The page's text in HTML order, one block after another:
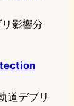
影響分
道デブリ